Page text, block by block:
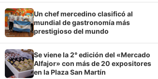
Un chef mercedino clasificó al
mundial de gastronomía más
prestigioso del mundo
Se viene la 2° edición del «Mercado
Alfajor» con más de 20 expositores
en la Plaza San Martín